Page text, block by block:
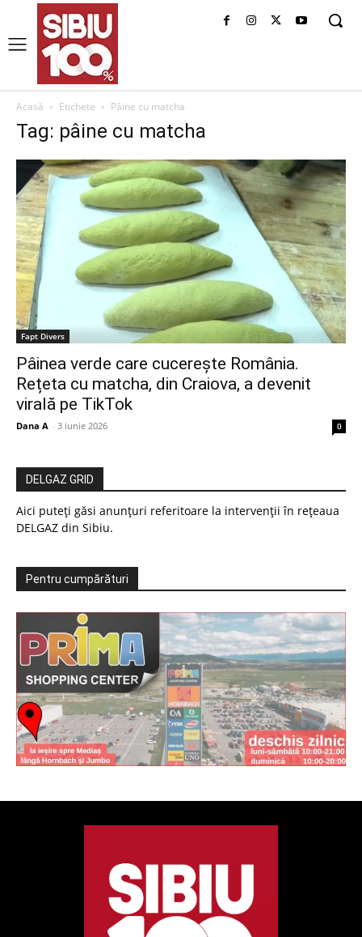
Acasă Etichete Pâine cu matcha
Tag: pâine cu matcha
Fapt Divers
Pâinea verde care cucerește România.
Rețeta cu matcha, din Craiova, a devenit
virală pe TikTok
Dana A - 3 iunie 2026 0
DELGAZ GRID
Aici puteți găsi anunțuri referitoare la intervenții în rețeaua
DELGAZ din Sibiu.
Pentru cumpărături